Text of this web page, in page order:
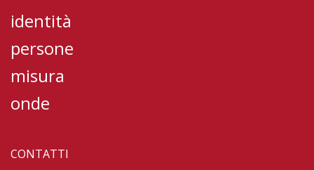
identità
persone
misura
onde
CONTATTI